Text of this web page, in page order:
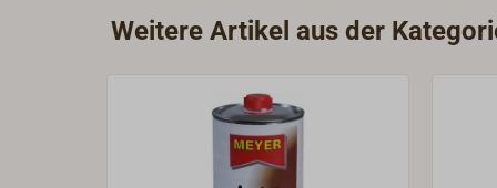
Weitere Artikel aus der